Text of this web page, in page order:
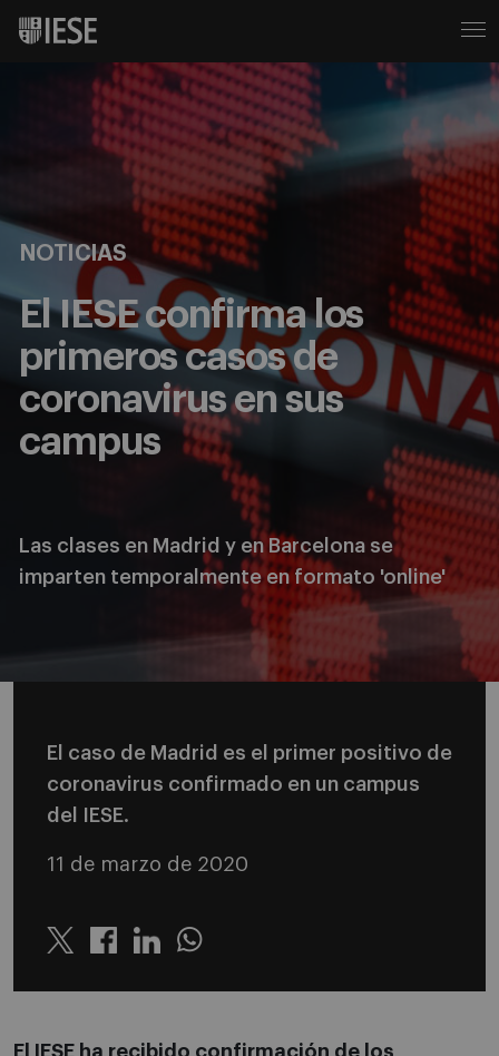
NOTICIAS
El IESE confirma los
primeros casos de
coronavirus en sus
campus
Las clases en Madrid y en Barcelona se
imparten temporalmente en formato 'online'
El caso de Madrid es el primer positivo de
coronavirus confirmado en un campus
del IESE.
11 de marzo de 2020
Twitter LinkedinWhatsapp
El IESE ha recibido confirmación de los